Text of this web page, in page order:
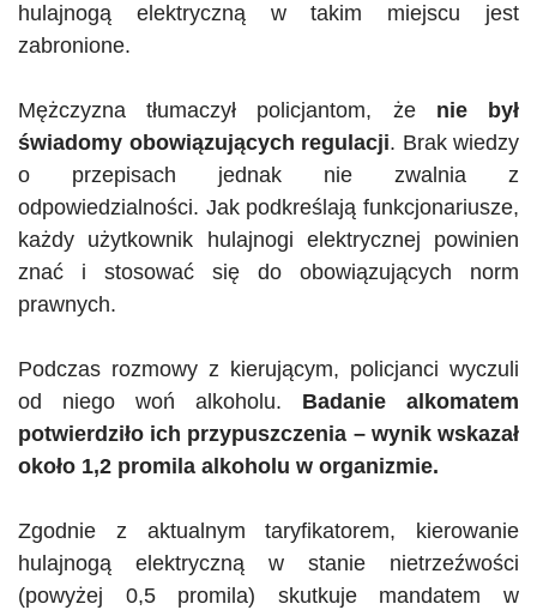
hulajnogą elektryczną w takim miejscu jest
zabronione.
Mężczyzna tłumaczył policjantom, żenie był
świadomy obowiązujących regulacji. Brak wiedzy
o przepisach jednak nie zwalnia z
odpowiedzialności. Jak podkreślają funkcjonariusze,
każdy użytkownik hulajnogi elektrycznej powinien
znać i stosować się do obowiązujących norm
prawnych.
Podczas rozmowy z kierującym, policjanci wyczuli
od niego woń alkoholu. Badanie alkomatem
potwierdziło ich przypuszczenia – wynik wskazał
około 1,2 promila alkoholu w organizmie.
Zgodnie z aktualnym taryfikatorem, kierowanie
hulajnogą elektryczną w stanie nietrzeźwości
(powyżej 0,5 promila) skutkuje mandatem w